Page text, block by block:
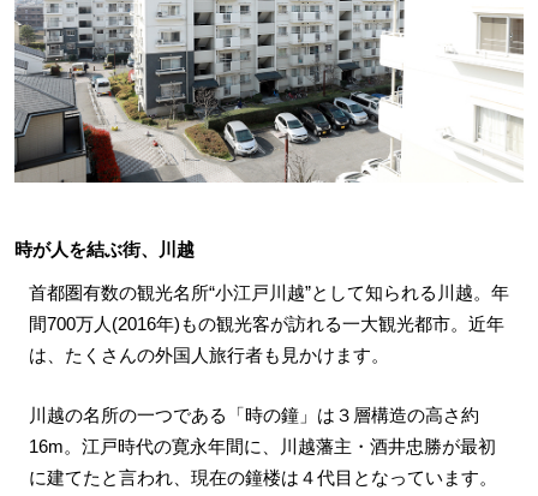
時が人を結ぶ街、川越
首都圏有数の観光名所“小江戸川越”として知られる川越。年
間700万人(2016年)もの観光客が訪れる一大観光都市。近年
は、たくさんの外国人旅行者も見かけます。
川越の名所の一つである「時の鐘」は３層構造の高さ約
16m。江戸時代の寛永年間に、川越藩主・酒井忠勝が最初
に建てたと言われ、現在の鐘楼は４代目となっています。